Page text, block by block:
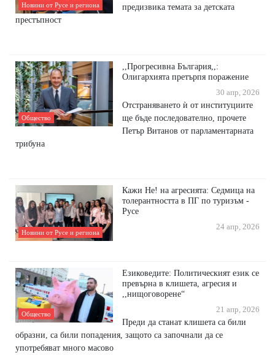
Новини от Русе и региона
предизвика темата за детската
престъпност
Общество
,,Прогресивна България,,:
Олигархията претърпя поражение
30 апр, 2026
Отстраняването ѝ от институциите
ще бъде последователно, прочете
Петър Витанов от парламентарната
трибуна
Новини от Русе и региона
Кажи Не! на агресията: Седмица на
толерантността в ПГ по туризъм -
Русе
24 апр, 2026
Общество
Езиковедите: Политическият език се
превърна в клишета, агресия и
,,нищоговорене“
21 апр, 2026
Преди да станат клишета са били
образни, са били попадения, защото са започнали да се
употребяват много масово